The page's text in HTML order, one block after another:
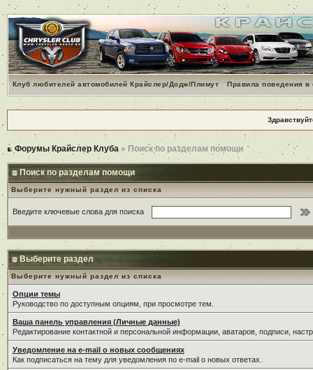
Клуб любителей автомобилей Крайслер/Додж/Плимут Правила поведения
Форумы Крайслер Клуба » Поиск по разделам помощи
Поиск по разделам помощи
Выберите нужный раздел из списка
Введите ключевые слова для поиска
Выберите раздел
Выберите нужный раздел из списка
Опции темы
Руководство по доступным опциям, при просмотре тем.
Ваша панель управления (Личные данные)
Редактирование контактной и персональной информации, аватаров, подписи,
Уведомление на e-mail о новых сообщениях
Как подписаться на тему для уведомления по e-mail о новых ответах.